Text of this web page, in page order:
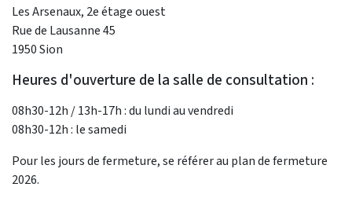
Les Arsenaux, 2e étage ouest
Rue de Lausanne 45
1950 Sion
Heures d'ouverture de la salle de consultation :
08h30-12h / 13h-17h : du lundi au vendredi
08h30-12h : le samedi
Pour les jours de fermeture, se référer au plan de fermeture
2026.